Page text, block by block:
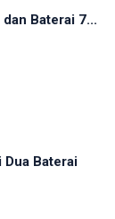
Baterai 7...
Dua Baterai